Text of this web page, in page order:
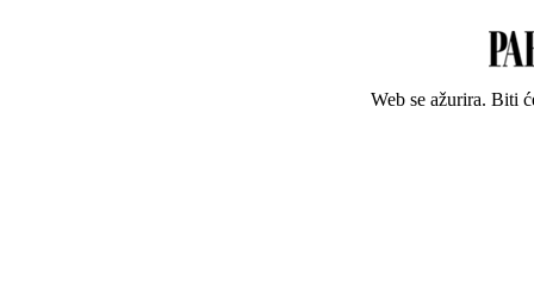
Web se ažurira. Biti